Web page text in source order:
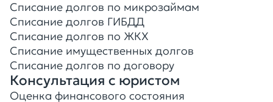
Списание долгов по микрозаймам
Списание долгов ГИБДД
Списание долгов по ЖКХ
Списание имущественных долгов
Списание долгов по договору
Консультация с юристом
Оценка финансового состояния